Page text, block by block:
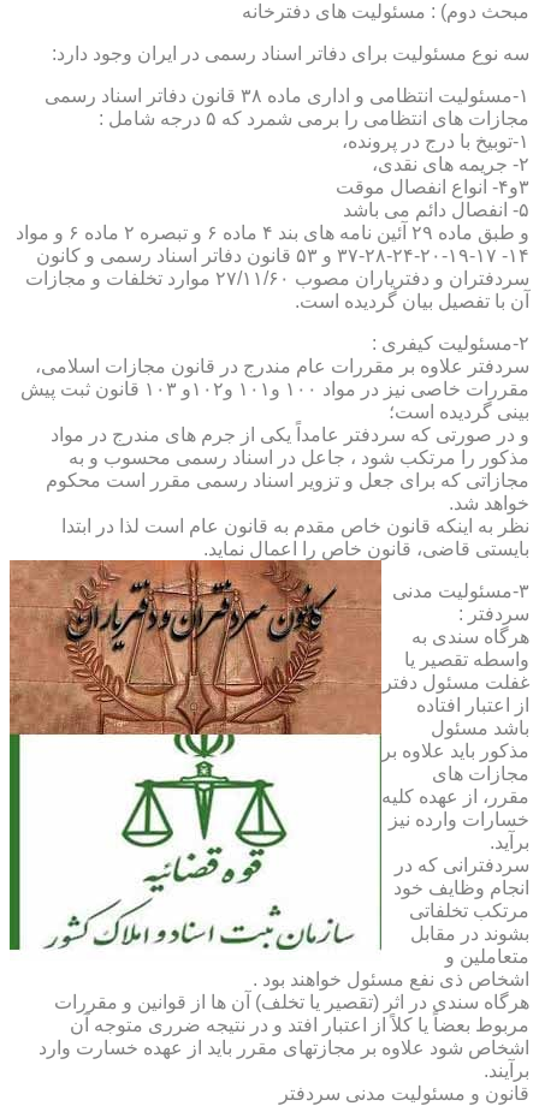
مبحث دوم) : مسئولیت های دفترخانه
سه نوع مسئولیت برای دفاتر اسناد رسمی در ایران وجود دارد:
۱-مسئولیت انتظامی و اداری ماده ۳۸ قانون دفاتر اسناد رسمی
مجازات های انتظامی را برمی شمرد که ۵ درجه شامل :
۱-توبیخ با درج در پرونده،
۲- جریمه های نقدی،
۳و۴- انواع انفصال موقت
۵- انفصال دائم می باشد
و طبق ماده ۲۹ آئین نامه های بند ۴ ماده ۶ و تبصره ۲ ماده ۶ و مواد
۱۴- ۱۷-۱۹-۲۰-۲۴-۲۸-۳۷ و ۵۳ قانون دفاتر اسناد رسمی و کانون
سردفتران و دفتریاران مصوب ۲۷/۱۱/۶۰ موارد تخلفات و مجازات
آن با تفصیل بیان گردیده است.
۲-مسئولیت کیفری :
سردفتر علاوه بر مقررات عام مندرج در قانون مجازات اسلامی،
مقررات خاصی نیز در مواد ۱۰۰ و۱۰۱ و۱۰۲و ۱۰۳ قانون ثبت پیش
بینی گردیده است؛
و در صورتی که سردفتر عامداً یکی از جرم های مندرج در مواد
مذکور را مرتکب شود ، جاعل در اسناد رسمی محسوب و به
مجازاتی که برای جعل و تزویر اسناد رسمی مقرر است محکوم
خواهد شد.
نظر به اینکه قانون خاص مقدم به قانون عام است لذا در ابتدا
بایستی قاضی، قانون خاص را اعمال نماید.
۳-مسئولیت مدنی
سردفتر :
هرگاه سندی به
واسطه تقصیر یا
غفلت مسئول دفتر
از اعتبار افتاده
باشد مسئول
مذکور باید علاوه بر
مجازات های
مقرر، از عهده کلیه
خسارات وارده نیز
برآید.
سردفترانی که در
انجام وظایف خود
مرتکب تخلفاتی
بشوند در مقابل
متعاملین و
اشخاص ذی نفع مسئول خواهند بود .
هرگاه سندی در اثر (تقصیر یا تخلف) آن ها از قوانین و مقررات
مربوط بعضاً یا کلاً از اعتبار افتد و در نتیجه ضرری متوجه آن
اشخاص شود علاوه بر مجازتهای مقرر باید از عهده خسارت وارد
برآیند.
قانون و مسئولیت مدنی سردفتر